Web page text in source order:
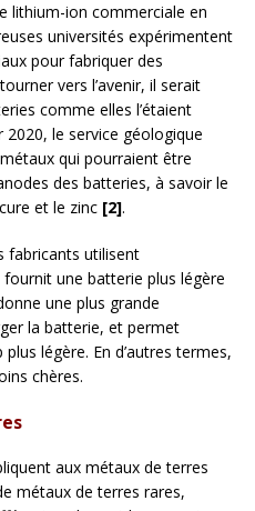
lithium-ion commerciale en
universités expérimentent
pour fabriquer des
vers l’avenir, il serait
comme elles l’étaient
le service géologique
qui pourraient être
des batteries, à savoir le
et le zinc [2].
fabricants utilisent
une batterie plus légère
une plus grande
la batterie, et permet
légère. En d’autres termes,
chères.
aux métaux de terres
métaux de terres rares,